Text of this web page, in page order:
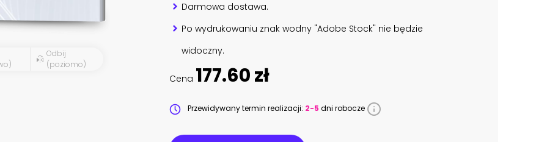
Odbij
(poziomo)
Darmowa dostawa.
Po wydrukowaniu znak wodny "Adobe Stock" nie będzie
widoczny.
Cena 177.60 zł
Przewidywany termin realizacji: 2-5 dni robocze